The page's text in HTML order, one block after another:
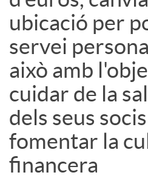
ubicació per
servei
això amb
cuidar de la
dels seus
fomentar la
financera